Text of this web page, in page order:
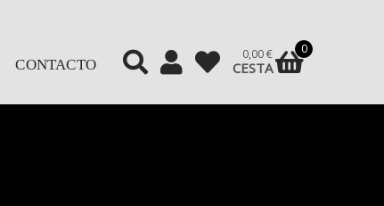
0,00€
CESTA
0
CONTACTO